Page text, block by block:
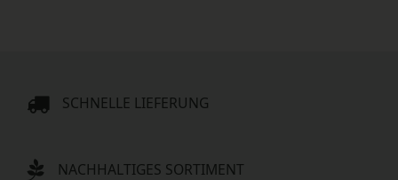
SCHNELLE LIEFERUNG
NACHHALTIGES SORTIMENT